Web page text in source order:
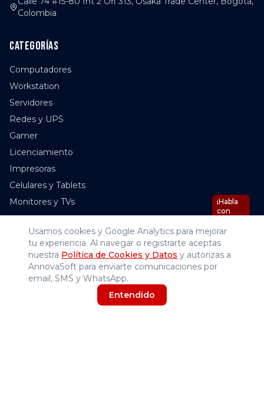
Colombia
Categorías
Computadores
Workstation
Servidores
Redes y UPS
Gamer
Licenciamiento
Impresoras
Celulares y Tablets
Monitores y TVs
Empresa
Inicio
Tienda
¡Habla
con
IA!
Usamos cookies y Google Analytics para mejorar
tu experiencia. Al navegar o registrarte aceptas
nuestra Política de Cookies y Datos y autorizas a
AnnovaSoft para enviarte comunicaciones por
email, SMS y WhatsApp.
Entendido